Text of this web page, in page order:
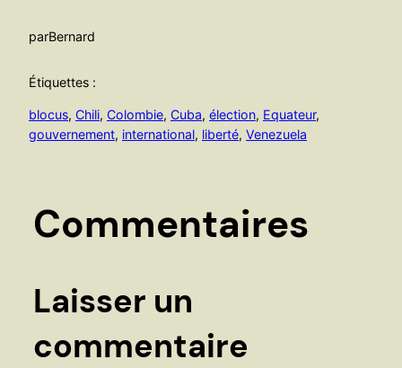
parBernard
Étiquettes :
blocus, Chili, Colombie, Cuba, élection, Equateur
gouvernement, international, liberté, Venezuela
Commentaires
Laisser un
commentaire